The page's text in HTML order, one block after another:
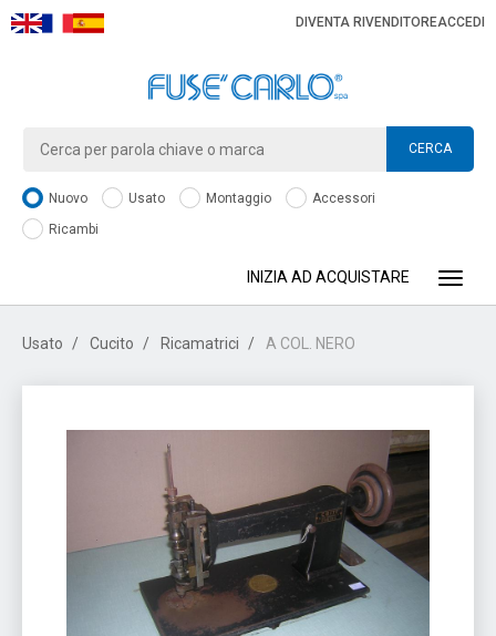
DIVENTA RIVENDITOREACCEDI
CERCA
Nuovo Usato Montaggio
Accessori
Ricambi
INIZIA AD ACQUISTARE
Usato Cucito Ricamatrici A COL. NERO